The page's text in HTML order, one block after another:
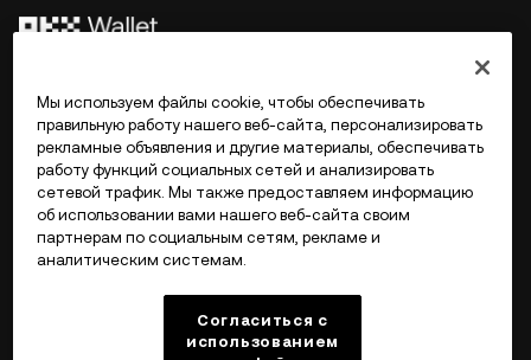
стейблкоины и NFT, подвержены волатильности и
высокому риску и могут потерять стоимость. Чтобы
цифровыми активами, проконсультируйтесь со
специалистом по юридическим/налоговым/
инвестиционным вопросам. Кошелек OKX Web3 —
это единственный некастодиальный программный
кошелек с возможностью поиска сторонних
платформ и и взаимодействия с ними. Он не
контролирует и не несет ответственности за услуги
таких платформ. Некоторые продукты доступны не
во всех регионах. Кошелек OKX Web3 и его
Русский/USD
Мы используем файлы cookie, чтобы обеспечивать
правильную работу нашего веб-сайта, персонализировать
рекламные объявления и другие материалы, обеспечивать
работу функций социальных сетей и анализировать
сетевой трафик. Мы также предоставляем информацию
об использовании вами нашего веб-сайта своим
партнерам по социальным сетям, рекламе и
аналитическим системам.
Согласиться с
использованием